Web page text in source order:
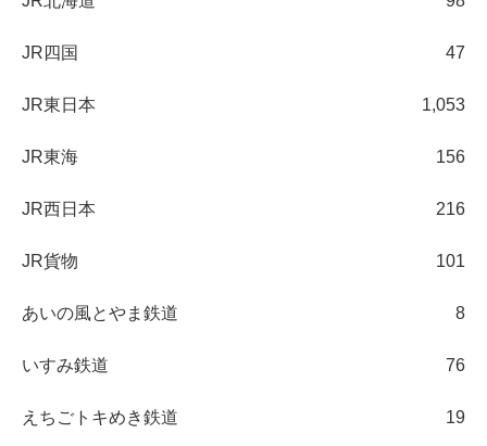
JR四国 47
JR東日本 1,053
JR東海 156
JR西日本 216
JR貨物 101
あいの風とやま鉄道 8
いすみ鉄道 76
えちごトキめき鉄道 19